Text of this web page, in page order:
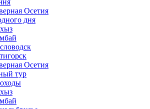
Осетия
дня
Осетия
тур